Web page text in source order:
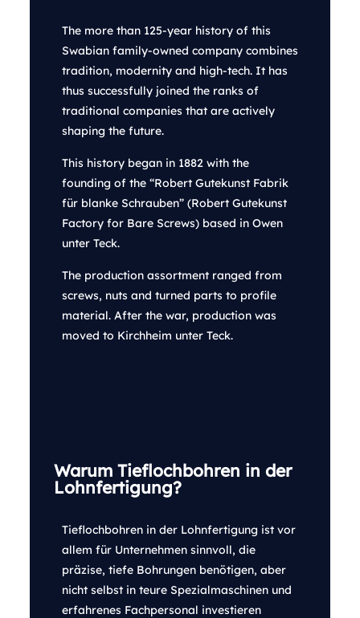
The more than 125-year history of this
Swabian family-owned company combines
tradition, modernity and high-tech. It has
thus successfully joined the ranks of
traditional companies that are actively
shaping the future.
This history began in 1882 with the
founding of the “Robert Gutekunst Fabrik
für blanke Schrauben” (Robert Gutekunst
Factory for Bare Screws) based in Owen
unter Teck.
The production assortment ranged from
screws, nuts and turned parts to profile
material. After the war, production was
moved to Kirchheim unter Teck.
Warum Tieflochbohren in der
Lohnfertigung?
Tieflochbohren in der Lohnfertigung ist vor
allem für Unternehmen sinnvoll, die
präzise, tiefe Bohrungen benötigen, aber
nicht selbst in teure Spezialmaschinen und
erfahrenes Fachpersonal investieren